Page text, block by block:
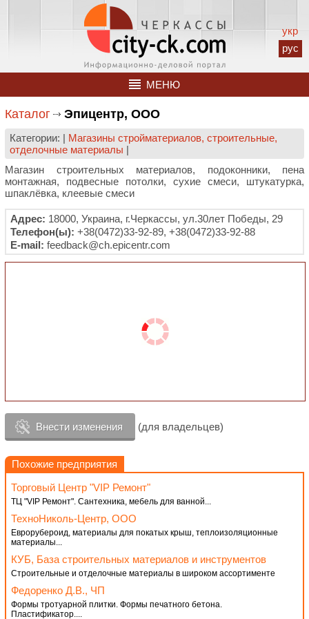
укр
рус
МЕНЮ
Каталог Эпицентр, ООО
Категории: | Магазины стройматериалов, строительные,
отделочные материалы |
Магазин строительных материалов, подоконники, пена
монтажная, подвесные потолки, сухие смеси, штукатурка,
шпаклёвка, клеевые смеси
Адрес: 18000, Украина, г.Черкассы, ул.30лет Победы, 29
Телефон(ы): +38(0472)33-92-89, +38(0472)33-92-88
E-mail: feedback@ch.epicentr.com
Внести изменения (для владельцев)
Похожие предприятия
Торговый Центр "VIP Ремонт"
ТЦ "VIP Ремонт". Сантехника, мебель для ванной...
ТехноНиколь-Центр, ООО
Еврорубероид, материалы для покатых крыш, теплоизоляционные
материалы...
КУБ, База строительных материалов и инструментов
Строительные и отделочные материалы в широком ассортименте
Федоренко Д.В., ЧП
Формы тротуарной плитки. Формы печатного бетона.
Пластификатор....